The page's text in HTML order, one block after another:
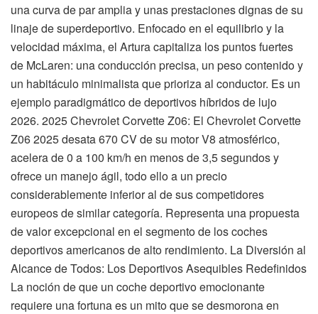
una curva de par amplia y unas prestaciones dignas de su
linaje de superdeportivo. Enfocado en el equilibrio y la
velocidad máxima, el Artura capitaliza los puntos fuertes
de McLaren: una conducción precisa, un peso contenido y
un habitáculo minimalista que prioriza al conductor. Es un
ejemplo paradigmático de deportivos híbridos de lujo
2026. 2025 Chevrolet Corvette Z06: El Chevrolet Corvette
Z06 2025 desata 670 CV de su motor V8 atmosférico,
acelera de 0 a 100 km/h en menos de 3,5 segundos y
ofrece un manejo ágil, todo ello a un precio
considerablemente inferior al de sus competidores
europeos de similar categoría. Representa una propuesta
de valor excepcional en el segmento de los coches
deportivos americanos de alto rendimiento. La Diversión al
Alcance de Todos: Los Deportivos Asequibles Redefinidos
La noción de que un coche deportivo emocionante
requiere una fortuna es un mito que se desmorona en